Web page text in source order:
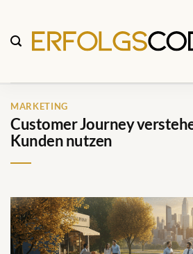
Inhalt
springen
MARKETING
Customer Journey
Kunden nutzen